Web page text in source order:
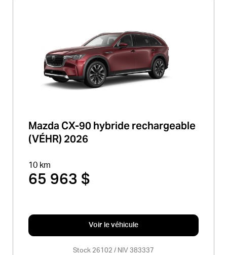
Mazda CX-90 hybride rechargeable
(VÉHR) 2026
10 km
65 963 $
Voir le véhicule
Stock 26102 / NIV 383337